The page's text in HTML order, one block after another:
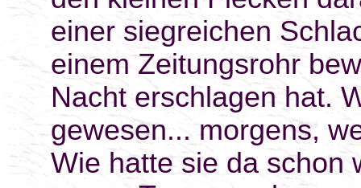
einer siegreichen
einem Zeitungsrohr
Nacht erschlagen hat.
gewesen... morgens,
Wie hatte sie da schon